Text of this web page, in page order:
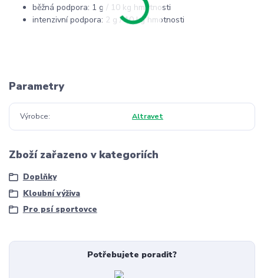
běžná podpora: 1 g / 10 kg hmotnosti
intenzivní podpora: 2 g / 10 kg hmotnosti
Parametry
Výrobce Altravet
Zboží zařazeno v kategoriích
Doplňky
Kloubní výživa
Pro psí sportovce
Potřebujete poradit?